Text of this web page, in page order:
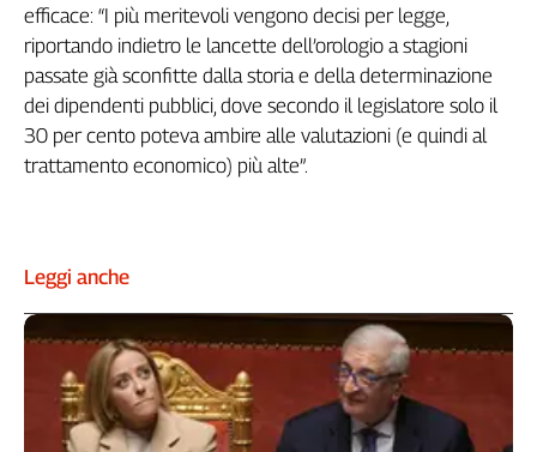
Territori
Abruzzo-
Molise
Alto
Adige
Emilia-
Romagna
Friuli
Venezia
efficace: “I più meritevoli vengono decisi per legge,
riportando indietro le lancette dell’orologio a stagioni
passate già sconfitte dalla storia e della determinazione
dei dipendenti pubblici, dove secondo il legislatore solo il
30 per cento poteva ambire alle valutazioni (e quindi al
trattamento economico) più alte”.
Leggi anche